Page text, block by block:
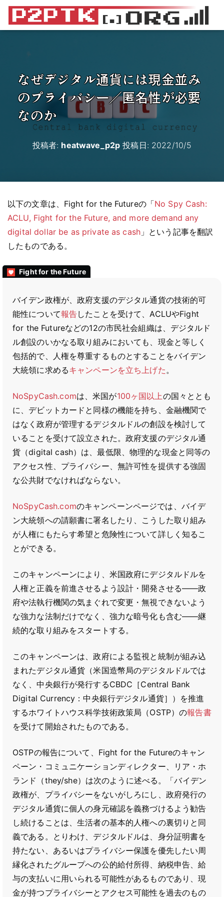
なぜデジタル通貨には現金並み
のプライバシー／匿名性が必要
なのか
投稿者: heatwave_p2p 投稿日: 2022/10/5
以下の文章は、Fight for the Futureの「No Spy Cash:
ACLU, Fight for the Future, and more demand any
digital dollar be as private as cash 」という記事を翻訳
したものである。
Fight for the Future
バイデン政権が、政府支援のデジタル通貨の技術的可
能性について報告したことを受けて、ACLUやFight
for the Futureなどの12の市民社会組織は、デジタルド
ル創設のいかなる取り組みにおいても、現金と等しく
包括的で、人権を尊重するものとすることをバイデン
大統領に求めるキャンペーンを立ち上げた。
NoSpyCash.comは、米国が100ヶ国以上の国々ととも
に、デビットカードと同様の機能を持ち、金融機関で
はなく政府が管理するデジタルドルの創設を検討して
いることを受けて設立された。政府支援のデジタル通
貨（digital cash）は、最低限、物理的な現金と同等の
アクセス性、プライバシー、無許可性を提供する強固
な公共財でなければならない。
NoSpyCash.comのキャンペーンページでは、バイデ
ン大統領への請願書に署名したり、こうした取り組み
が人権にもたらす希望と危険性について詳しく知るこ
とができる。
このキャンペーンにより、米国政府にデジタルドルを
人権と正義を前進させるよう設計・開発させる――政
府や法執行機関の気まぐれで変更・無視できないよう
な強力な法制だけでなく、強力な暗号化も含む――継
続的な取り組みをスタートする。
このキャンペーンは、政府による監視と統制が組み込
まれたデジタル通貨（米国造幣局のデジタルドルでは
なく、中央銀行が発行するCBDC［Central Bank
Digital Currency：中央銀行デジタル通貨］）を推進
するホワイトハウス科学技術政策局（OSTP）の報告書
を受けて開始されたものである。
OSTPの報告について、Fight for the Futureのキャン
ペーン・コミュニケーションディレクター、リア・ホ
ランド（they/she）は次のように述べる。「バイデン
政権が、プライバシーをないがしろにし、政府発行の
デジタル通貨に個人の身元確認を義務づけるよう勧告
し続けることは、生活者の基本的人権への裏切りと同
義である。とりわけ、デジタルドルは、身分証明書を
持たない、あるいはプライバシー保護を優先したい周
縁化されたグループへの公的給付所得、納税申告、給
与の支払いに用いられる可能性があるものであり、現
金が持つプライバシーとアクセス可能性を過去のもの